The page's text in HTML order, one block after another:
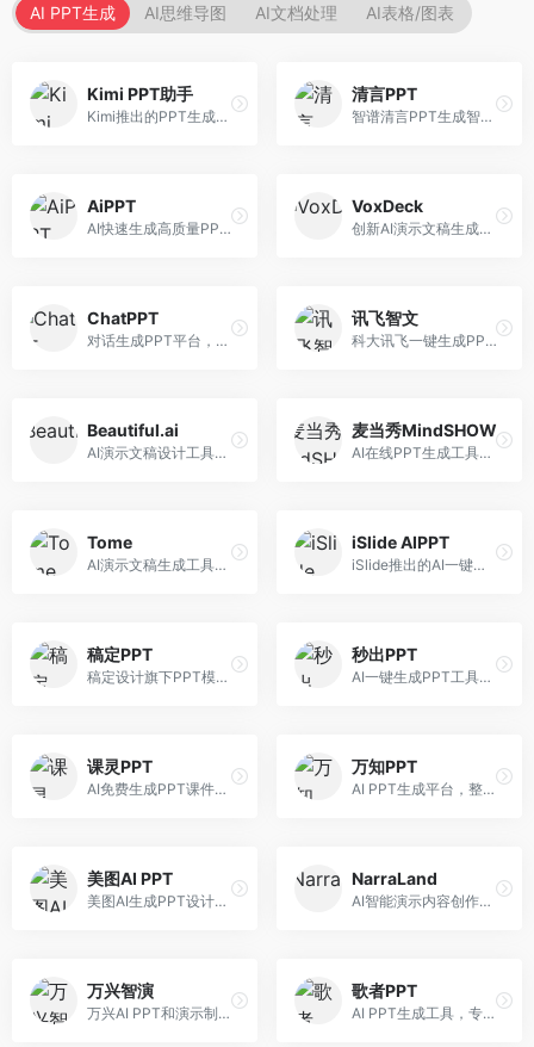
AI PPT生成 AI思维导图 AI文档处理 AI表格/图表
Kimi PPT助手
Kimi推出的PPT生成智能体，整合长文本处理能力。面向职场人士和学生，支持文档解析、PPT生成、内容优化等服务，与Kimi生态深度整合。
清言PPT
智谱清言PPT生成智能体，基于GLM大模型。面向智谱用户，支持对话生成PPT、内容优化等服务，与智谱生态深度整合。
AiPPT
AI快速生成高质量PPT平台，支持主题定制。面向职场人士和学生，提供一键生成、模板选择、内容优化等服务，PPT制作速度快，设计质量高。
VoxDeck
创新AI演示文稿生成工具，支持语音交互创作。面向职场人士，支持语音输入、PPT生成、内容优化等功能，语音创作体验便捷。
ChatPPT
对话生成PPT平台，支持自然语言交互创作。面向职场人士和教育工作者，通过对话方式完成PPT制作，交互体验友好，创作过程直观。
讯飞智文
科大讯飞一键生成PPT和Word工具，整合语音技术。面向职场人士，支持语音输入、文档生成、格式调整等功能，办公效率显著提升。
Beautiful.ai
AI演示文稿设计工具，专注于自动化设计排版。面向职场人士，提供智能排版、模板选择、设计优化等服务，设计美观度高。
麦当秀MindSHOW
AI在线PPT生成工具，支持思维导图转PPT。面向职场人士，提供思维导图导入、PPT生成、模板选择等服务，思维导图转PPT效率高。
Tome
AI演示文稿生成工具，专注于故事化演示创作。面向创业者和营销人员，提供故事叙述、视觉设计、内容生成等服务，演示文稿叙事性强。
iSlide AIPPT
iSlide推出的AI一键设计精美PPT工具。面向PPT设计用户，提供模板库、内容生成、设计优化等服务，与iSlide插件深度整合。
稿定PPT
稿定设计旗下PPT模板资源库，整合AI生成功能。面向设计师和职场人士，提供海量PPT模板、AI内容生成等服务，模板质量高。
秒出PPT
AI一键生成PPT工具，专注于快速演示文稿制作。面向职场人士，支持主题输入、内容生成、模板套用等功能，PPT生成速度快，适合紧急制作场景。
课灵PPT
AI免费生成PPT课件平台，专注于教育场景。面向教师和教育工作者，提供课件生成、教学设计、模板选择等服务，教育适配性强。
万知PPT
AI PPT生成平台，整合知识库与创作功能。面向职场人士，支持内容检索、PPT生成、设计优化等服务，知识整合能力强。
美图AI PPT
美图AI生成PPT设计工具，整合图像处理能力。面向设计师和职场人士，提供PPT生成、图片美化、设计优化等服务，视觉设计美观。
NarraLand
AI智能演示内容创作平台，专注于叙事演示。面向内容创作者，提供故事创作、演示生成、动画设计等服务，演示内容生动有趣。
万兴智演
万兴AI PPT和演示制作软件，整合视频演示功能。面向职场人士和教育工作者，提供PPT生成、演示录制、视频制作等服务，演示功能完善。
歌者PPT
AI PPT生成工具，专注于演示文稿智能创作。面向职场人士，支持主题输入、内容生成、设计美化等功能，PPT制作效率高。